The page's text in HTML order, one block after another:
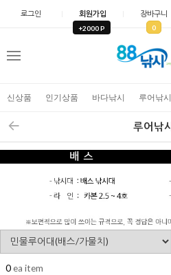
로그인 회원가입
+2000 P
장바구니
0
신상품 인기상품 바다낚시 루어낚시
루어낚시
0ea item